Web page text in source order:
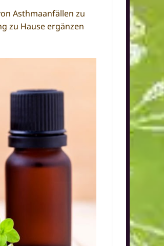
Asthmaanfällen zu
zu Hause ergänzen